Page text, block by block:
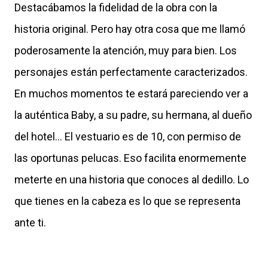
Destacábamos la fidelidad de la obra con la
historia original. Pero hay otra cosa que me llamó
poderosamente la atención, muy para bien. Los
personajes están perfectamente caracterizados.
En muchos momentos te estará pareciendo ver a
la auténtica Baby, a su padre, su hermana, al dueño
del hotel… El vestuario es de 10, con permiso de
las oportunas pelucas. Eso facilita enormemente
meterte en una historia que conoces al dedillo. Lo
que tienes en la cabeza es lo que se representa
ante ti.